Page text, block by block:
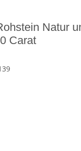
Natur
Carat